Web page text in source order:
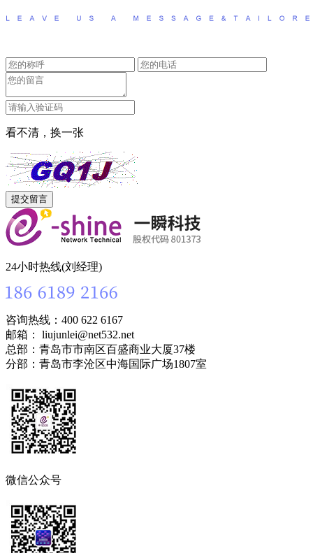
看不清，换一张
24小时热线(刘经理)
咨询热线：400 622 6167
邮箱： liujunlei@net532.net
总部：青岛市市南区百盛商业大厦37楼
分部：青岛市李沧区中海国际广场1807室
微信公众号